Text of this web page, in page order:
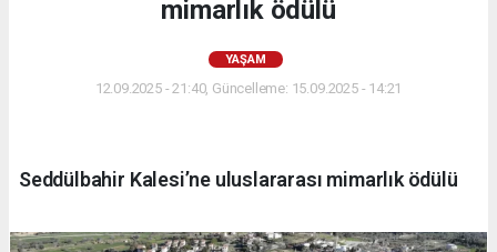
mimarlık ödülü
YAŞAM
12.09.2025 - 21:40, Güncelleme: 15.09.2025 - 14:21
Seddülbahir Kalesi’ne uluslararası mimarlık ödülü